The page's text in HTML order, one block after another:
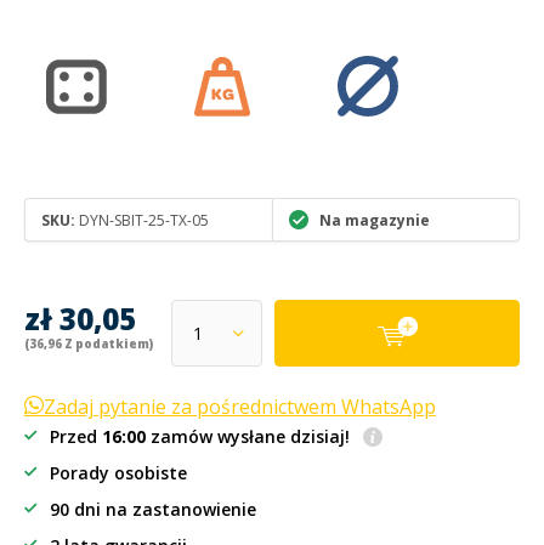
SKU: DYN-SBIT-25-TX-05 Na magazynie
zł 30,05
(36,96 Z podatkiem)
Zadaj pytanie za pośrednictwem WhatsApp
Przed 16:00 zamów wysłane dzisiaj!
Porady osobiste
90 dni na zastanowienie